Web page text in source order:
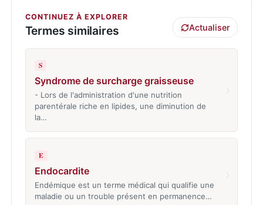
CONTINUEZ À EXPLORER
Termes similaires Actualiser
S
Syndrome de surcharge graisseuse
- Lors de l'administration d'une nutrition
parentérale riche en lipides, une diminution de
la…
E
Endocardite
Endémique est un terme médical qui qualifie une
maladie ou un trouble présent en permanence…